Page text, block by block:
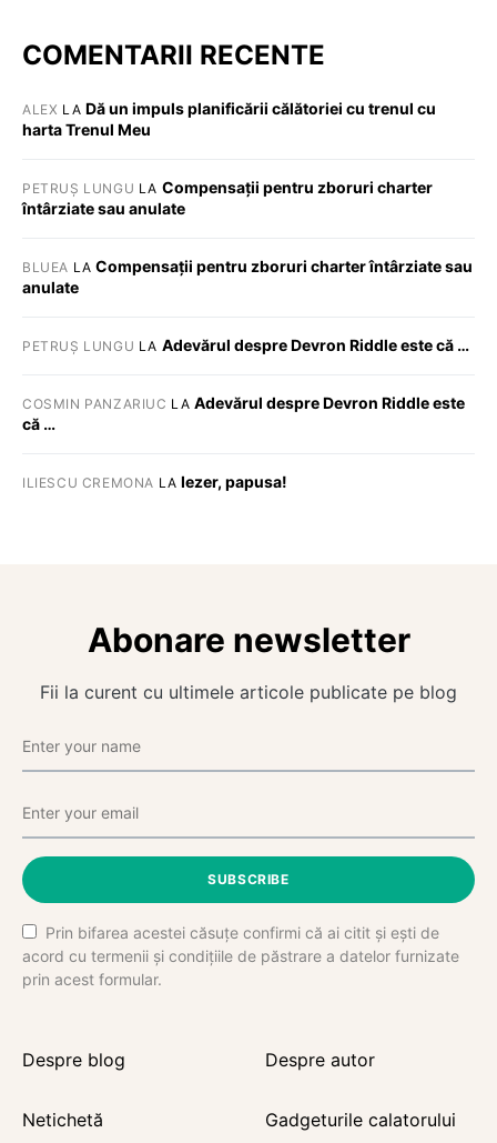
COMENTARII RECENTE
ALEX LA Dă un impuls planificării călătoriei cu trenul cu
harta Trenul Meu
PETRUȘ LUNGU LA Compensații pentru zboruri charter
întârziate sau anulate
BLUEA LACompensații pentru zboruri charter întârziate sau
anulate
PETRUȘ LUNGU LA Adevărul despre Devron Riddle este că …
COSMIN PANZARIUC LA Adevărul despre Devron Riddle este
că …
ILIESCU CREMONA LA Iezer, papusa!
Abonare newsletter
Fii la curent cu ultimele articole publicate pe blog
SUBSCRIBE
Prin bifarea acestei căsuțe confirmi că ai citit și ești de
acord cu termenii și condițiile de păstrare a datelor furnizate
prin acest formular.
Despre blog Despre autor
Netichetă Gadgeturile calatorului